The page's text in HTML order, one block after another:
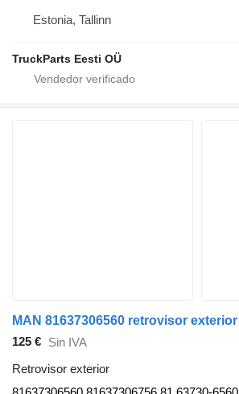
Estonia, Tallinn
TruckParts Eesti OÜ
125 € Sin IVA
Retrovisor exterior